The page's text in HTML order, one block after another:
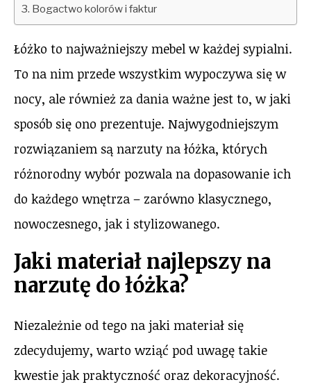
Bogactwo kolorów i faktur
Łóżko to najważniejszy mebel w każdej sypialni.
To na nim przede wszystkim wypoczywa się w
nocy, ale również za dania ważne jest to, w jaki
sposób się ono prezentuje. Najwygodniejszym
rozwiązaniem są narzuty na łóżka, których
różnorodny wybór pozwala na dopasowanie ich
do każdego wnętrza – zarówno klasycznego,
nowoczesnego, jak i stylizowanego.
Jaki materiał najlepszy na
narzutę do łóżka?
Niezależnie od tego na jaki materiał się
zdecydujemy, warto wziąć pod uwagę takie
kwestie jak praktyczność oraz dekoracyjność.